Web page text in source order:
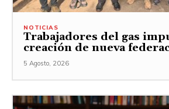
NOTICIAS
Trabajadores del gas
creación de nueva
5 Agosto, 2026